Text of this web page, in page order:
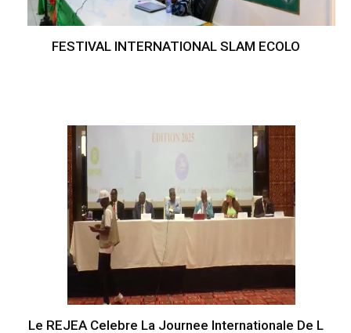
FESTIVAL INTERNATIONAL SLAM ECOLO
Le REJEA Celebre La Journee Internationale De L